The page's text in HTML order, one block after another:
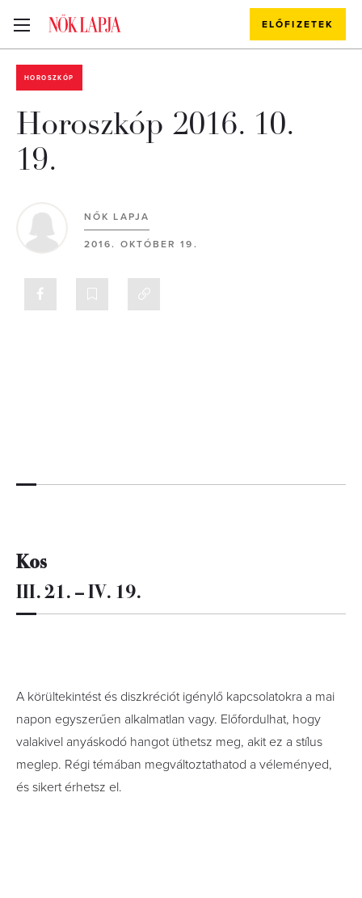
ELŐFIZETEK
HOROSZKÓP
Horoszkóp 2016. 10.
19.
NŐK LAPJA
2016. OKTÓBER 19.
Kos
III. 21. – IV. 19.
A körültekintést és diszkréciót igénylő kapcsolatokra a mai
napon egyszerűen alkalmatlan vagy. Előfordulhat, hogy
valakivel anyáskodó hangot üthetsz meg, akit ez a stílus
meglep. Régi témában megváltoztathatod a véleményed,
és sikert érhetsz el.